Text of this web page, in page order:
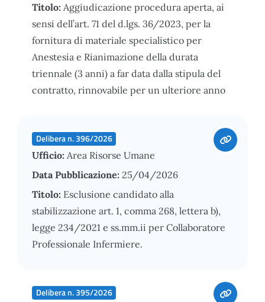
Titolo: Aggiudicazione procedura aperta, ai
sensi dell’art. 71 del d.lgs. 36/2023, per la
fornitura di materiale specialistico per
Anestesia e Rianimazione della durata
triennale (3 anni) a far data dalla stipula del
contratto, rinnovabile per un ulteriore anno
Delibera n. 396/2026
Ufficio: Area Risorse Umane
Data Pubblicazione: 25/04/2026
Titolo: Esclusione candidato alla
stabilizzazione art. 1, comma 268, lettera b),
legge 234/2021 e ss.mm.ii per Collaboratore
Professionale Infermiere.
Delibera n. 395/2026